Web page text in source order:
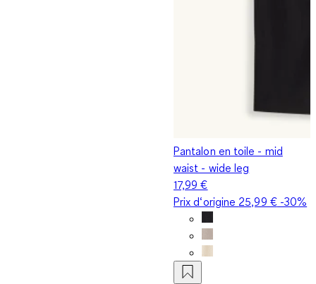
Pantalon en toile - mid
waist - wide leg
17,99 €
Prix d‘origine 25,99 €-30%